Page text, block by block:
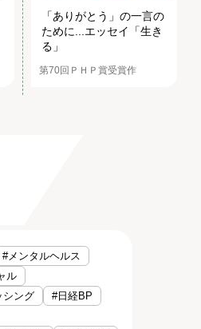
「ありがとう」の一言の
ために...エッセイ「生き
る」
第70回ＰＨＰ賞受賞作
#メンタルヘルス
ル
シング
#日経BP